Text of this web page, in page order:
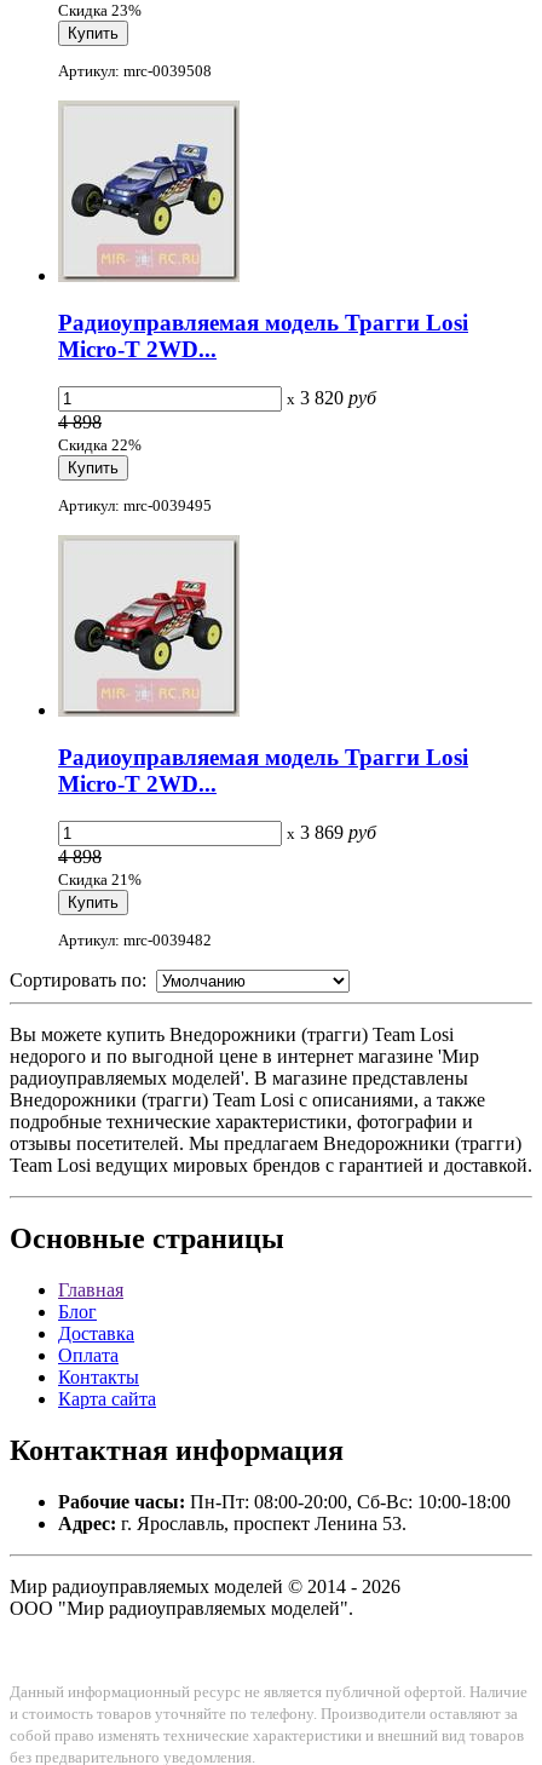
Скидка 23%
Артикул: mrc-0039508
Радиоуправляемая модель Трагги Losi
Micro-T 2WD...
x 3 820 руб
4 898
Скидка 22%
Артикул: mrc-0039495
Радиоуправляемая модель Трагги Losi
Micro-T 2WD...
x 3 869 руб
4 898
Скидка 21%
Артикул: mrc-0039482
Сортировать по:
Вы можете купить Внедорожники (трагги) Team Losi
недорого и по выгодной цене в интернет магазине 'Мир
радиоуправляемых моделей'. В магазине представлены
Внедорожники (трагги) Team Losi с описаниями, а также
подробные технические характеристики, фотографии и
отзывы посетителей. Мы предлагаем Внедорожники (трагги)
Team Losi ведущих мировых брендов с гарантией и доставкой.
Основные страницы
Главная
Блог
Доставка
Оплата
Контакты
Карта сайта
Контактная информация
Рабочие часы: Пн-Пт: 08:00-20:00, Сб-Вс: 10:00-18:00
Адрес: г. Ярославль, проспект Ленина 53.
Мир радиоуправляемых моделей © 2014 - 2026
ООО "Мир радиоуправляемых моделей".
Данный информационный ресурс не является публичной офертой. Наличие
и стоимость товаров уточняйте по телефону. Производители оставляют за
собой право изменять технические характеристики и внешний вид товаров
без предварительного уведомления.